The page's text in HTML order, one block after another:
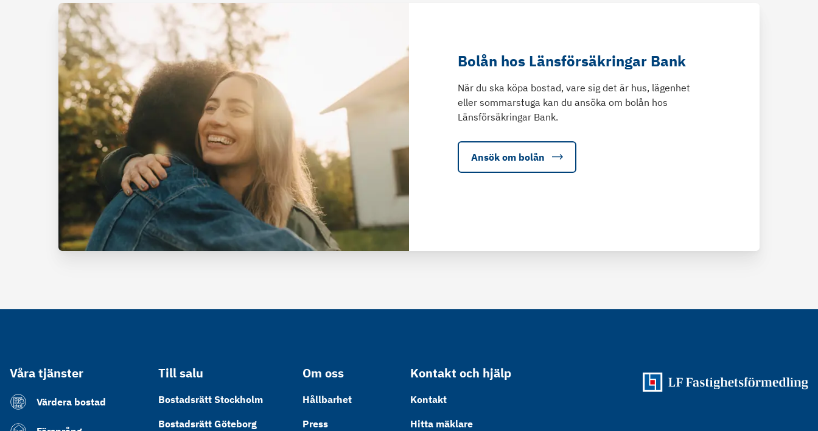
Bolån hos Länsförsäkringar Bank
När du ska köpa bostad, vare sig det är hus, lägenhet
eller sommarstuga kan du ansöka om bolån hos
Länsförsäkringar Bank.
Ansök om bolån
Våra tjänster
Värdera bostad
Till salu
Bostadsrätt Stockholm
Bostadsrätt Göteborg
Om oss
Hållbarhet
Press
Kontakt och hjälp
Kontakt
Hitta mäklare